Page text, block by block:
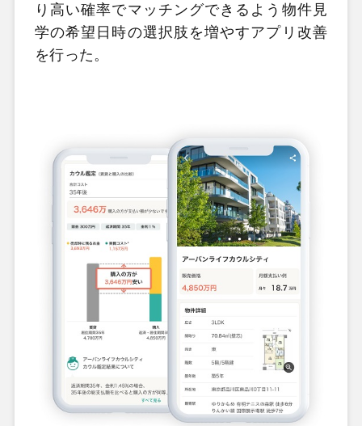
り高い確率でマッチングできるよう物件見
学の希望日時の選択肢を増やすアプリ改善
を行った。